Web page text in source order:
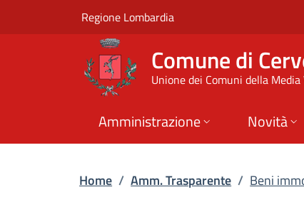
Vai al contenuto principale
Beni immobili e
Regione Lombardia
Comune di
Unione dei Comuni della
Amministrazione Novità
Home / Amm. Trasparente / Beni